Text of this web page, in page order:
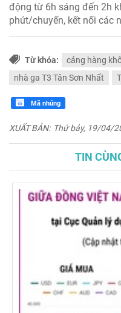
động từ 6h sáng đến 2h
phút/chuyến, kết nối các
Từ khóa: cảng hàng
nhà ga T3 Tân Sơn Nhất
Mã nhúng
XUẤT BẢN: Thứ bảy, 19/04/
TIN